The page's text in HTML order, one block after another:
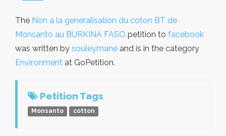
The Non a la generalisation du coton BT de
Monsanto au BURKINA FASO petition to facebook
was written by souleymane and is in the category
Environment at GoPetition.
Petition Tags
Monsanto cotton